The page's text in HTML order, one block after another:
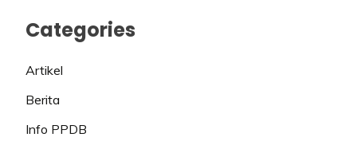
Categories
Artikel
Berita
Info PPDB